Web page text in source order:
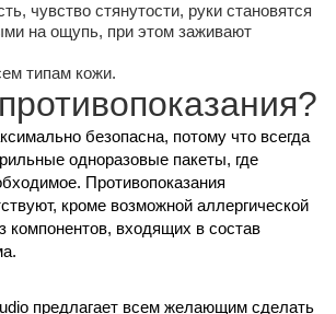
чувство стянутости, руки становятся
на ощупь, при этом заживают
типам кожи.
безопасна, потому что всегда
одноразовые пакеты, где
Противопоказания
кроме возможной аллергической
компонентов, входящих в состав
предлагает всем желающим сделать